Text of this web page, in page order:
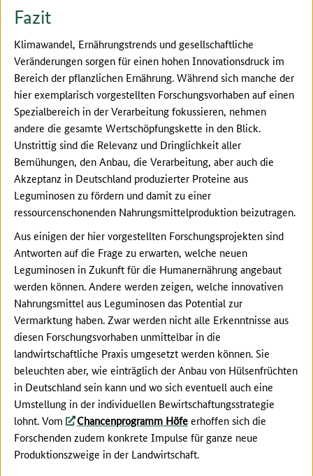
Fazit
Klimawandel, Ernährungstrends und gesellschaftliche
Veränderungen sorgen für einen hohen Innovationsdruck im
Bereich der pflanzlichen Ernährung. Während sich manche der
hier exemplarisch vorgestellten Forschungsvorhaben auf einen
Spezialbereich in der Verarbeitung fokussieren, nehmen
andere die gesamte Wertschöpfungskette in den Blick.
Unstrittig sind die Relevanz und Dringlichkeit aller
Bemühungen, den Anbau, die Verarbeitung, aber auch die
Akzeptanz in Deutschland produzierter Proteine aus
Leguminosen zu fördern und damit zu einer
ressourcenschonenden Nahrungsmittelproduktion beizutragen.
Aus einigen der hier vorgestellten Forschungsprojekten sind
Antworten auf die Frage zu erwarten, welche neuen
Leguminosen in Zukunft für die Humanernährung angebaut
werden können. Andere werden zeigen, welche innovativen
Nahrungsmittel aus Leguminosen das Potential zur
Vermarktung haben. Zwar werden nicht alle Erkenntnisse aus
diesen Forschungsvorhaben unmittelbar in die
landwirtschaftliche Praxis umgesetzt werden können. Sie
beleuchten aber, wie einträglich der Anbau von Hülsenfrüchten
in Deutschland sein kann und wo sich eventuell auch eine
Umstellung in der individuellen Bewirtschaftungsstrategie
lohnt. Vom
Chancenprogramm Höfeerhoffen sich die
Forschenden zudem konkrete Impulse für ganze neue
Produktionszweige in der Landwirtschaft.